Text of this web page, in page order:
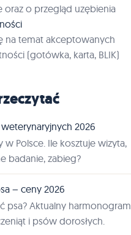
oraz o przegląd uzębienia
na temat akceptowanych
(gotówka, karta, BLIK)
2026
w Polsce. Ile kosztuje wizyta,
badanie, zabieg?
– ceny 2026
psa? Aktualny harmonogram
i psów dorosłych.